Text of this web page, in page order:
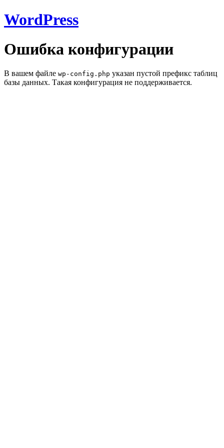
WordPress
Ошибка конфигурации
В вашем файле wp-config.php указан пустой префикс таблиц
базы данных. Такая конфигурация не поддерживается.